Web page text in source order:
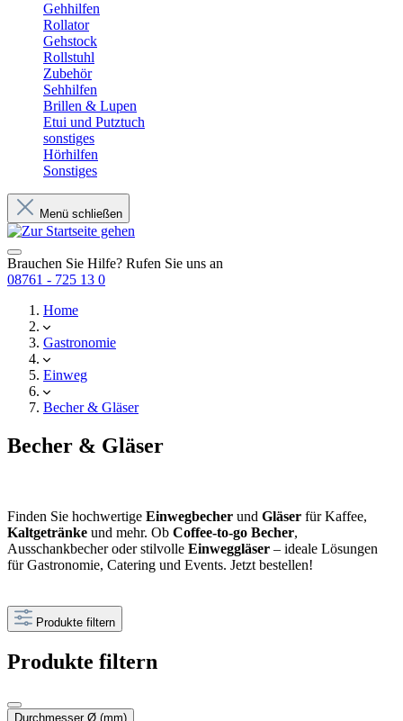
Gehhilfen
Rollator
Gehstock
Rollstuhl
Zubehör
Sehhilfen
Brillen & Lupen
Etui und Putztuch
sonstiges
Hörhilfen
Sonstiges
Menü schließen
Brauchen Sie Hilfe? Rufen Sie uns an
08761 - 725 13 0
Home
Gastronomie
Einweg
Becher & Gläser
Becher & Gläser
Finden Sie hochwertige Einwegbecher und Gläser für Kaffee,
Kaltgetränke und mehr. Ob Coffee-to-go Becher,
Ausschankbecher oder stilvolle Einweggläser – ideale Lösungen
für Gastronomie, Catering und Events. Jetzt bestellen!
Produkte filtern
Produkte filtern
Durchmesser Ø (mm)